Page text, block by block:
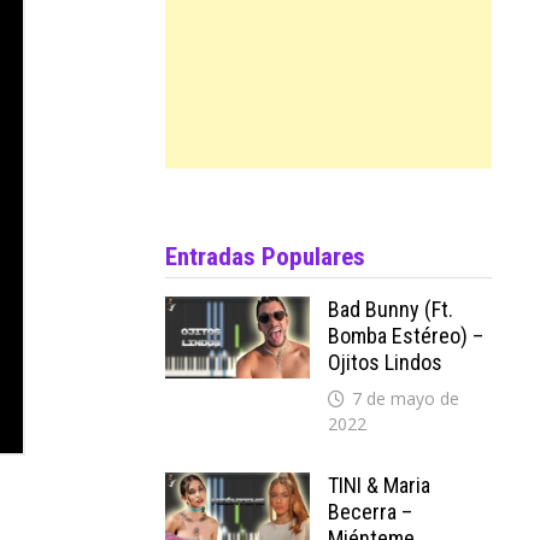
Entradas Populares
Bad Bunny (ft.
Bomba Estéreo) –
Ojitos Lindos
7 de mayo de
2022
TINI & Maria
Becerra –